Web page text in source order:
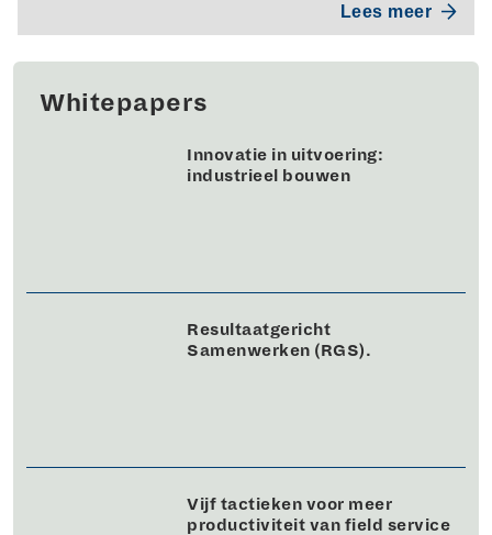
Lees meer
Whitepapers
Innovatie in uitvoering:
industrieel bouwen
Resultaatgericht
Samenwerken (RGS).
Vijf tactieken voor meer
productiviteit van field service